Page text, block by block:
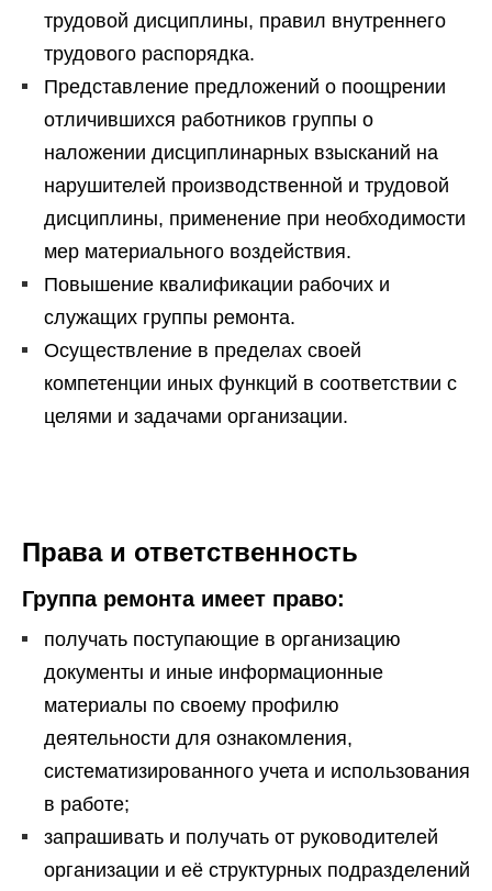
трудовой дисциплины, правил внутреннего
трудового распорядка.
Представление предложений о поощрении
отличившихся работников группы о
наложении дисциплинарных взысканий на
нарушителей производственной и трудовой
дисциплины, применение при необходимости
мер материального воздействия.
Повышение квалификации рабочих и
служащих группы ремонта.
Осуществление в пределах своей
компетенции иных функций в соответствии с
целями и задачами организации.
Права и ответственность
Группа ремонта имеет право:
получать поступающие в организацию
документы и иные информационные
материалы по своему профилю
деятельности для ознакомления,
систематизированного учета и использования
в работе;
запрашивать и получать от руководителей
организации и её структурных подразделений